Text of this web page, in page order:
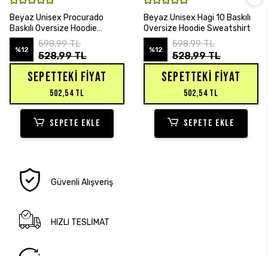
Beyaz Unisex Procurado
Baskılı Oversize Hoodie
Sweatshirt
%12
598,99 TL
528,99 TL
SEPETTEKI FIYAT
502,54 TL
SEPETE EKLE
Beyaz Unisex Hagi 10 Baskılı
Oversize Hoodie Sweatshirt
%12
598,99 TL
528,99 TL
SEPETTEKI FIYAT
502,54 TL
SEPETE EKLE
Güvenli Alışveriş
HIZLI TESLİMAT